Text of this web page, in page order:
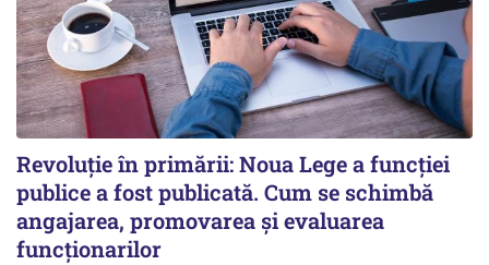
Revoluție în primării: Noua Lege a funcției
publice a fost publicată. Cum se schimbă
angajarea, promovarea și evaluarea
funcționarilor